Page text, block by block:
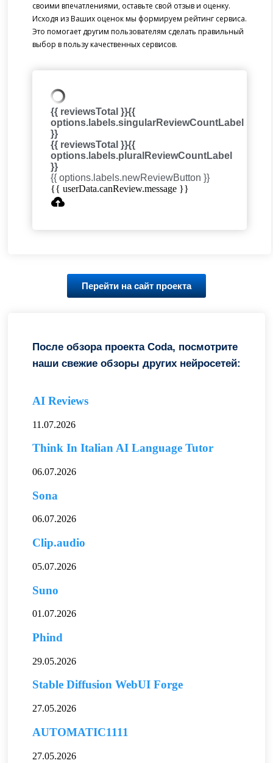
своими впечатлениями, оставьте свой отзыв и оценку.
Исходя из Ваших оценок мы формируем рейтинг сервиса.
Это помогает другим пользователям сделать правильный
выбор в пользу качественных сервисов.
{{ reviewsTotal }}{{
options.labels.singularReviewCountLabel
}}
{{ reviewsTotal }}{{
options.labels.pluralReviewCountLabel
}}
{{ options.labels.newReviewButton }}
{{ userData.canReview.message }}
Перейти на сайт проекта
После обзора проекта Coda, посмотрите
наши свежие обзоры других нейросетей:
AI Reviews
11.07.2026
Think In Italian AI Language Tutor
06.07.2026
Sona
06.07.2026
Clip.audio
05.07.2026
Suno
01.07.2026
Phind
29.05.2026
Stable Diffusion WebUI Forge
27.05.2026
AUTOMATIC1111
27.05.2026